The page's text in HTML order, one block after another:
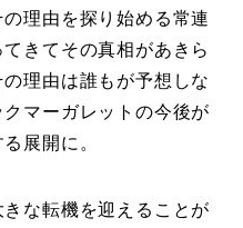
理由を探り始める常連
きてその真相があきら
理由は誰もが予想しな
マーガレットの今後が
展開に。
な転機を迎えることが